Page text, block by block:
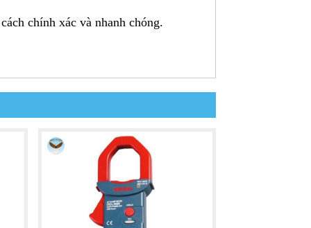
chính xác và nhanh chóng.
tra mạch liên tục.
công nghiệp.